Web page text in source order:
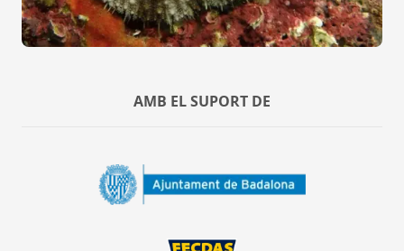
AMB EL SUPORT DE